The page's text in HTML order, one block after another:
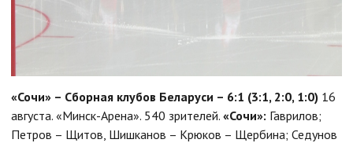
«Сочи» – Сборная клубов Беларуси – 6:1 (3:1, 2:0, 1:0) 16
августа. «Минск-Арена». 540 зрителей. «Сочи»: Гаврилов;
Петров – Щитов, Шишканов – Крюков – Щербина; Седунов